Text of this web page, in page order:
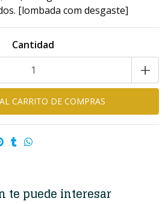
[lombada com desgaste]
Cantidad
+
te puede interesar